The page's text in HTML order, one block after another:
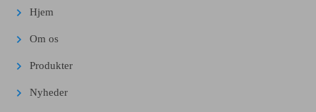
Hjem
Om os
Produkter
Nyheder